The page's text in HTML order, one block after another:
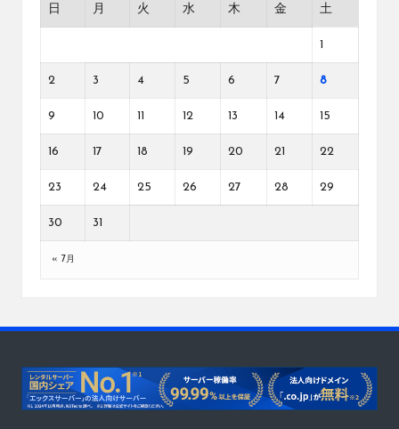
日 月 火 水 木 金 土
1
2 3 4 5 6 7 8
9 10 11 12 13 14 15
16 17 18 19 20 21 22
23 24 25 26 27 28 29
30 31
« 7月